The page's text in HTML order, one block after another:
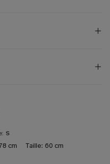
S
cm Taille: 60 cm